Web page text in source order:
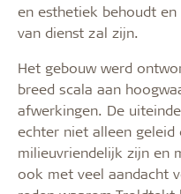
en esthetiek behoudt
van dienst zal zijn.
Het gebouw werd
breed scala aan
afwerkingen. De
echter niet alleen
milieuvriendelijk zijn en
ook met veel aandacht